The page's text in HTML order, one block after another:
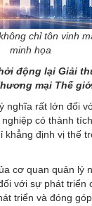
chỉ tôn vinh
minh họa
động lại Giải
mại Thế
nghĩa rất lớn đối
có thành
định vị thế
cơ quan quản lý
với sự phát
triển và đóng